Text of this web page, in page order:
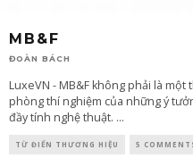
MB&F
ĐOÀN BÁCH
LuxeVN - MB&F không phải là
phòng thí nghiệm của những ý
đầy tính nghệ thuật. ...
TỪ ĐIỂN THƯƠNG HIỆU 5